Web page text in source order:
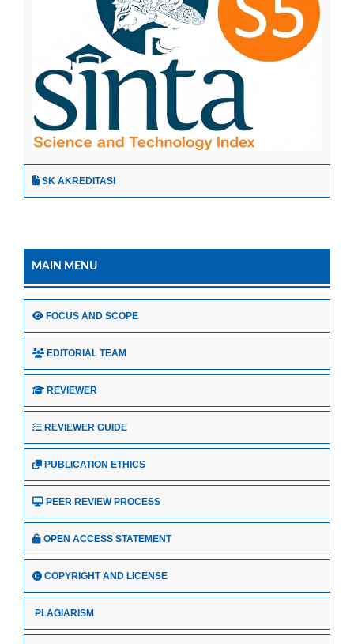
SK AKREDITASI
MAIN MENU
FOCUS AND SCOPE
EDITORIAL TEAM
REVIEWER
REVIEWER GUIDE
PUBLICATION ETHICS
PEER REVIEW PROCESS
OPEN ACCESS STATEMENT
COPYRIGHT AND LICENSE
PLAGIARISM